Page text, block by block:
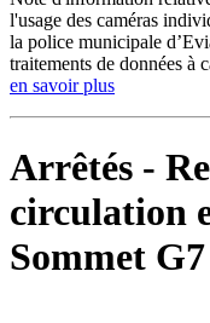
l'usage des caméras
la police municipale
traitements de données à
en savoir plus
Arrêtés -
circulation
Sommet G7